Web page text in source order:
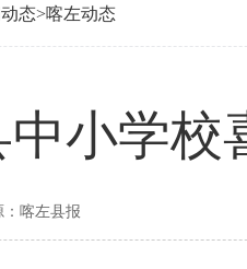
态>喀左动态
中小学校
：喀左县报